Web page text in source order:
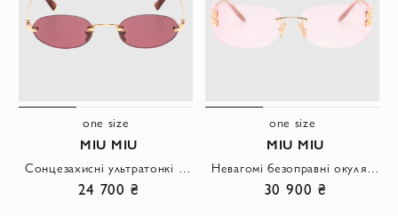
one size
MIU MIU
24 700 ₴
one size
MIU MIU
30 900 ₴